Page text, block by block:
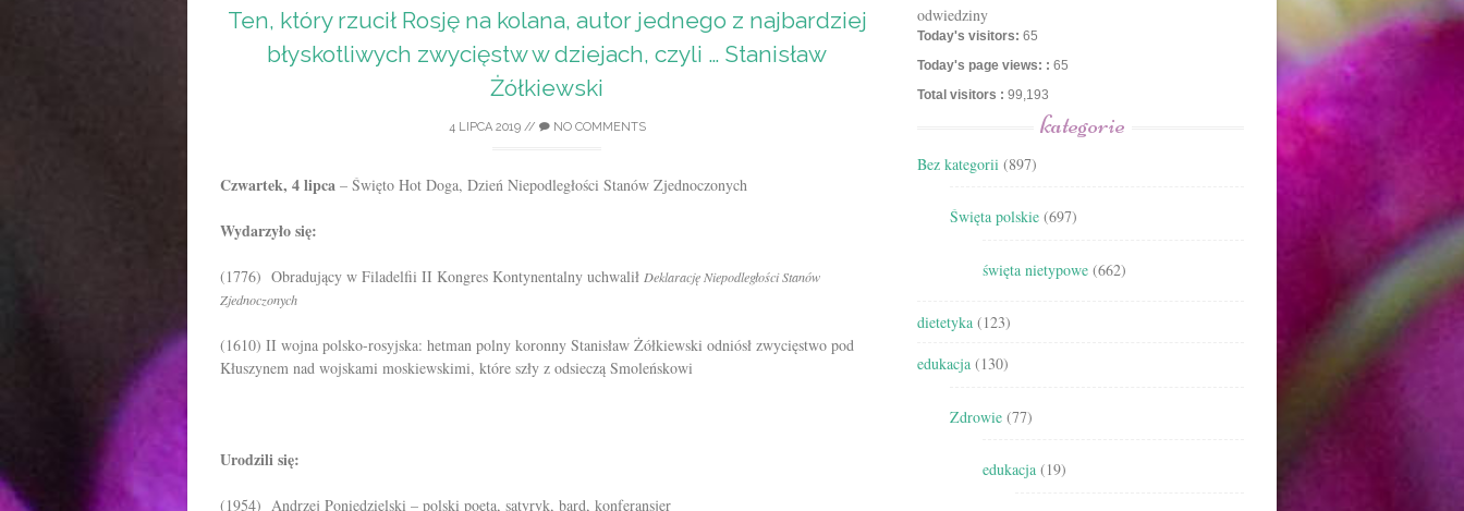
Ten, który rzucił Rosję na kolana, autor jednego z najbardziej
błyskotliwych zwycięstw w dziejach, czyli … Stanisław
Żółkiewski
4 LIPCA 2019// NO COMMENTS
Czwartek, 4 lipca – Święto Hot Doga, Dzień Niepodległości Stanów Zjednoczonych
Wydarzyło się:
(1776) Obradujący w Filadelfii II Kongres Kontynentalny uchwalił Deklarację Niepodległości Stanów
Zjednoczonych
(1610) II wojna polsko-rosyjska: hetman polny koronny Stanisław Żółkiewski odniósł zwycięstwo pod
Kłuszynem nad wojskami moskiewskimi, które szły z odsieczą Smoleńskowi
Urodzili się:
(1954) Andrzej Poniedzielski – polski poeta, satyryk, bard, konferansjer
odwiedziny
Today's visitors: 65
Today's page views: : 65
Total visitors : 99,193
kategorie
Bez kategorii (897)
Święta polskie (697)
święta nietypowe (662)
dietetyka (123)
edukacja (130)
Zdrowie (77)
edukacja (19)